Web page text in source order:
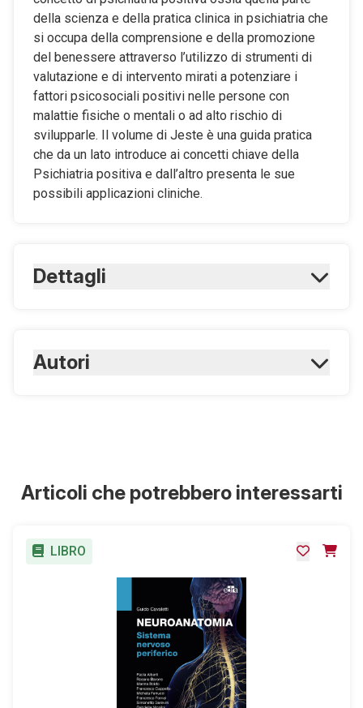
della scienza e della pratica clinica in psichiatria che
si occupa della comprensione e della promozione
del benessere attraverso l’utilizzo di strumenti di
valutazione e di intervento mirati a potenziare i
fattori psicosociali positivi nelle persone con
malattie fisiche o mentali o ad alto rischio di
svilupparle. Il volume di Jeste è una guida pratica
che da un lato introduce ai concetti chiave della
Psichiatria positiva e dall’altro presenta le sue
possibili applicazioni cliniche.
Dettagli
ISBN Digitale:
Autori
Articoli che potrebbero interessarti
LIBRO